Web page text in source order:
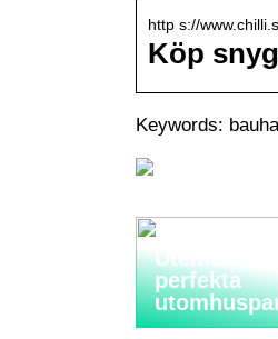
http s://
Köp
Keywords:
Utemöbler:
perfekta